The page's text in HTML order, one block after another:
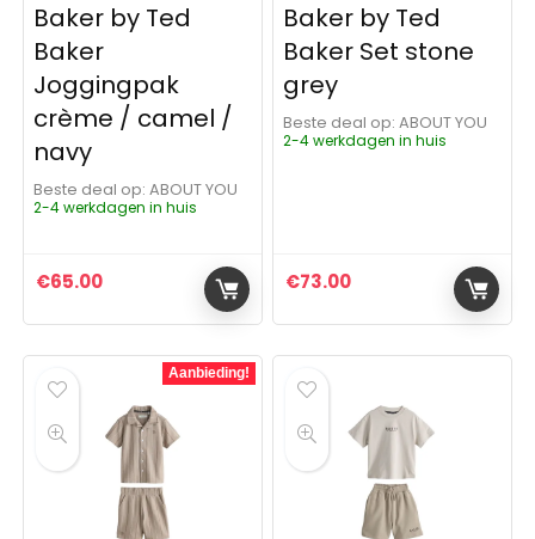
Baker by Ted
Baker
Joggingpak
crème / camel /
navy
Beste deal op:
ABOUT YOU
2-4 werkdagen in huis
€65.00
Baker by Ted
Baker Set stone
grey
Beste deal op:
ABOUT YOU
2-4 werkdagen in huis
€73.00
Aanbieding!